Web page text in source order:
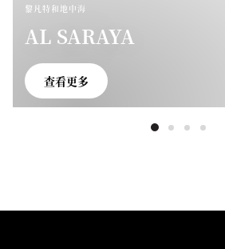
黎凡特和地中海
AL SARAYA
查看更多